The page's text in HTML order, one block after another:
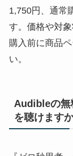
1,750円、通常
す。価格や対
購入前に商品
い。
Audibleの無
を聴けます